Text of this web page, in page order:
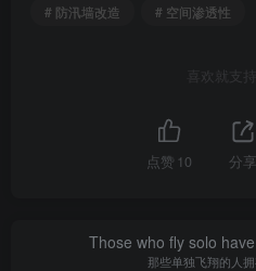
# 防汛墙改造
# 空间渗透性
喜欢就支
点赞 10 分享
Those who fly solo
那些单独飞翔的人